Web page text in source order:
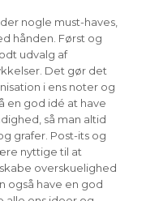
nogle must-haves,
hånden. Først og
udvalg af
Det gør det
i ens noter og
en god idé at have
så man altid
grafer. Post-its og
nyttige til at
overskuelighed
også have en god